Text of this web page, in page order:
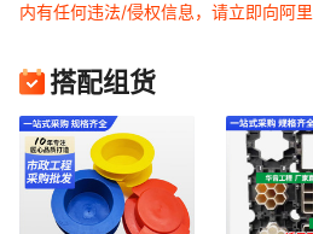
内有任何违法/侵权信息，请立即向阿
搭配组货